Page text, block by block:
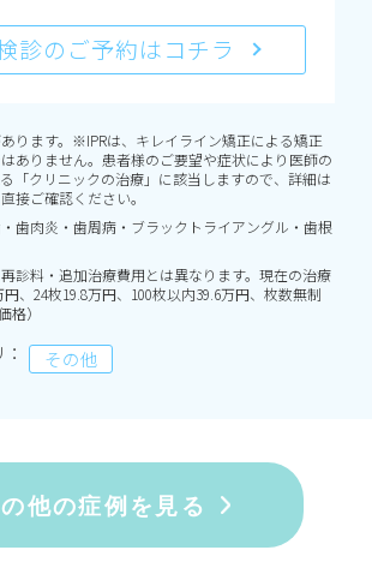
診のご予約はコチラ
ります。※IPRは、キレイライン矯正による矯正
ありません。患者様のご要望や症状により医師の
「クリニックの治療」に該当しますので、詳細は
接ご確認ください。
歯肉炎・歯周病・ブラックトライアングル・歯根
診料・追加治療費用とは異なります。現在の治療
、24枚19.8万円、100枚以内39.6万円、枚数無制
格）
その他
他の症例を見る